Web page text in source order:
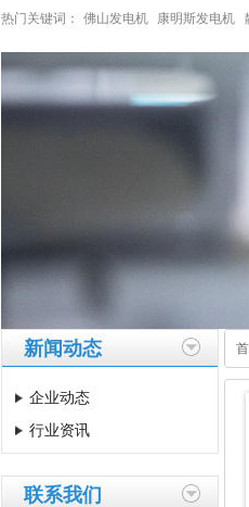
网站地图
热门关键词： 佛山发电机 康明斯发电机
新闻动态
企业动态
行业资讯
联系我们